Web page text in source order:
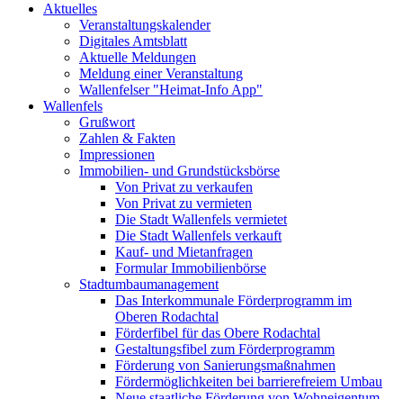
Aktuelles
Veranstaltungskalender
Digitales Amtsblatt
Aktuelle Meldungen
Meldung einer Veranstaltung
Wallenfelser "Heimat-Info App"
Wallenfels
Grußwort
Zahlen & Fakten
Impressionen
Immobilien- und Grundstücksbörse
Von Privat zu verkaufen
Von Privat zu vermieten
Die Stadt Wallenfels vermietet
Die Stadt Wallenfels verkauft
Kauf- und Mietanfragen
Formular Immobilienbörse
Stadtumbaumanagement
Das Interkommunale Förderprogramm im
Oberen Rodachtal
Förderfibel für das Obere Rodachtal
Gestaltungsfibel zum Förderprogramm
Förderung von Sanierungsmaßnahmen
Fördermöglichkeiten bei barrierefreiem Umbau